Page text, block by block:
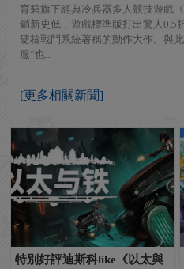
育碧旗下經典冷兵器多人競技遊戲
銷新史低，遊戲標準版打出驚人0.5
硬核戰鬥系統著稱的動作大作。與
服”也...
[更多相關新聞]
特別好評迪斯科like《以太與